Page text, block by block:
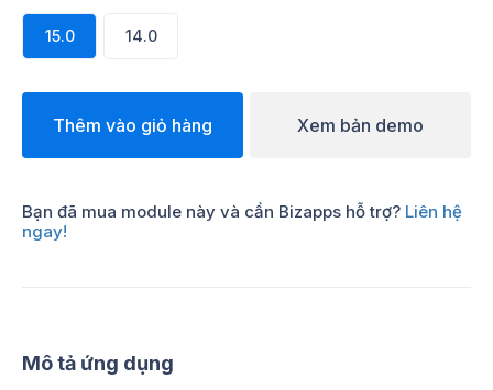
15.0 14.0
Thêm vào giỏ hàng Xem bản demo
Bạn đã mua module này và cần Bizapps hỗ trợ? Liên hệ
ngay!
Mô tả ứng dụng